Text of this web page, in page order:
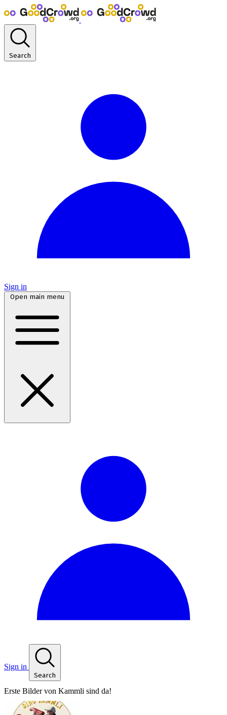
Search
Sign in
Open main menu
Sign in
Search
Erste Bilder von Kammli sind da!